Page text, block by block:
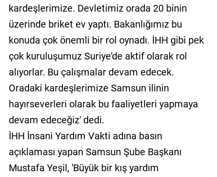
kardeşlerimize. Devletimiz orada 20 binin
üzerinde briket ev yaptı. Bakanlığımız bu
konuda çok önemli bir rol oynadı. İHH gibi pek
çok kuruluşumuz Suriye'de aktif olarak rol
alıyorlar. Bu çalışmalar devam edecek.
Oradaki kardeşlerimize Samsun ilinin
hayırseverleri olarak bu faaliyetleri yapmaya
devam edeceğiz' dedi.
İHH İnsani Yardım Vakti adına basın
açıklaması yapan Samsun Şube Başkanı
Mustafa Yeşil, 'Büyük bir kış yardım